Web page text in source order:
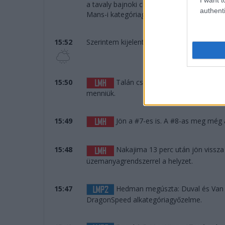
a tavaly bajnoki címet szerző Francois
Mans-i kategóriagyőztesnek mondhatja
15:52 Szerintem kijelenthető, hogy nem fog esni.
15:50
Talán csak a páros befutó miatt
menniük.
15:49 Jön a #7-es is. A #8-as meg még
15:48
Nakajima 13 perc után jön
üzemanyagrendszerrel a helyzet.
15:47
Hedman megúszta: Duval és
DragonSpeed alkategóriagyőzelme.